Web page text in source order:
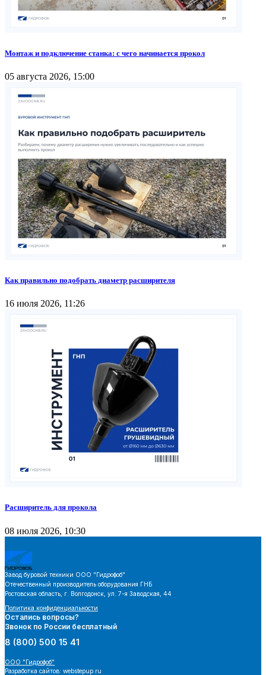
Монтаж и подключение станка: с чего начинается прокол
05 августа 2026, 15:00
Как правильно подобрать диаметр расширителя
16 июля 2026, 11:26
Расширитель для прокола
08 июля 2026, 10:30
Завод буровой техники ООО "Гидрофоб"
Отечественный производитель оборудования ГНБ
Ростовская область, г. Волгодонск, ул. 7-я Заводская, 44
Политика конфиденциальности
Остались вопросы?
Звонок по России бесплатный
8 (800) 500 15 41
ООО "Гидрофоб"
Разработка сайтов: webstepup.ru